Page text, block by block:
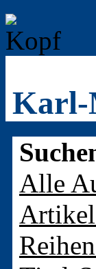
Karl-
Alle